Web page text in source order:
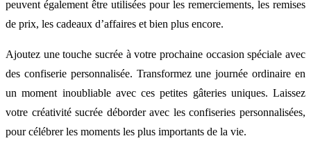
peuvent également être utilisées pour les remerciements, les remises
de prix, les cadeaux d’affaires et bien plus encore.
Ajoutez une touche sucrée à votre prochaine occasion spéciale avec
des confiserie personnalisée. Transformez une journée ordinaire en
un moment inoubliable avec ces petites gâteries uniques. Laissez
votre créativité sucrée déborder avec les confiseries personnalisées,
pour célébrer les moments les plus importants de la vie.